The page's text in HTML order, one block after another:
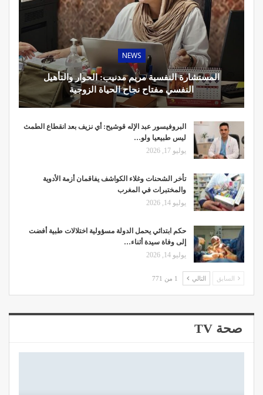
NEWS
المستشارة النفسية مريم مدنيب: الحوار والتأهيل
النفسي مفتاح نجاح الحياة الزوجية
البروفيسور عبد الإله قوشيح: أي نزيف بعد انقطاع الطمث
ليس طبيعيا ولو…
يوليو 17, 2026
تأخر الشحنات وغلاء الكواشف يفاقمان أزمة الأدوية
والمختبرات في المغرب
يوليو 14, 2026
حكم ابتدائي يحمل الدولة مسؤولية اختلالات طبية أفضت
إلى وفاة سيدة أثناء…
يوليو 14, 2026
السابق التالي 1 من 771
صحة TV